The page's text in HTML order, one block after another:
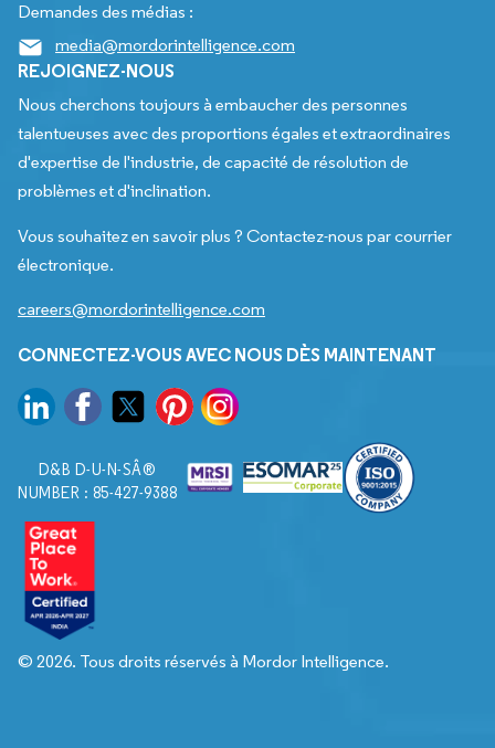
Demandes des médias :
media@mordorintelligence.com
REJOIGNEZ-NOUS
Nous cherchons toujours à embaucher des personnes
talentueuses avec des proportions égales et extraordinaires
d'expertise de l'industrie, de capacité de résolution de
problèmes et d'inclination.
Vous souhaitez en savoir plus ? Contactez-nous par courrier
électronique.
careers@mordorintelligence.com
CONNECTEZ-VOUS AVEC NOUS DÈS MAINTENANT
D&B D-U-N-SÂ®
NUMBER : 85-427-9388
© 2026. Tous droits réservés à Mordor Intelligence.